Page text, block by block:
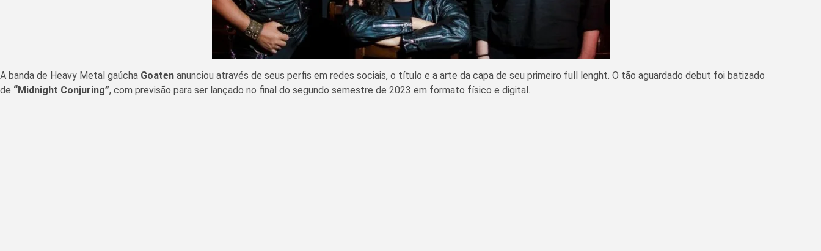
A banda de Heavy Metal gaúcha Goaten anunciou através de seus perfis em redes sociais, o título e a arte da capa de seu primeiro full lenght. O tão aguardado debut foi batizado
de “Midnight Conjuring”, com previsão para ser lançado no final do segundo semestre de 2023 em formato físico e digital.